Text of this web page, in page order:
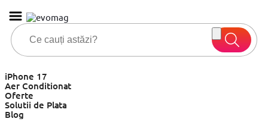
iPhone 17
Aer Conditionat
Oferte
Solutii de Plata
Blog